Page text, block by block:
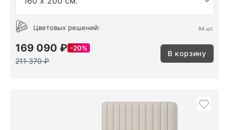
Цветовых решений: 94 шт.
169 090 ₽ 20%
211 370 ₽
В корзину